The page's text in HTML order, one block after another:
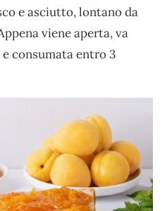
e asciutto, lontano da
viene aperta, va
consumata entro 3